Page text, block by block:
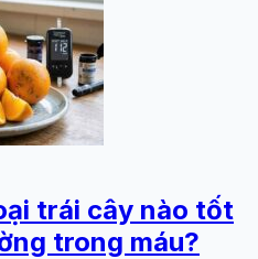
trái cây nào tốt
trong máu?